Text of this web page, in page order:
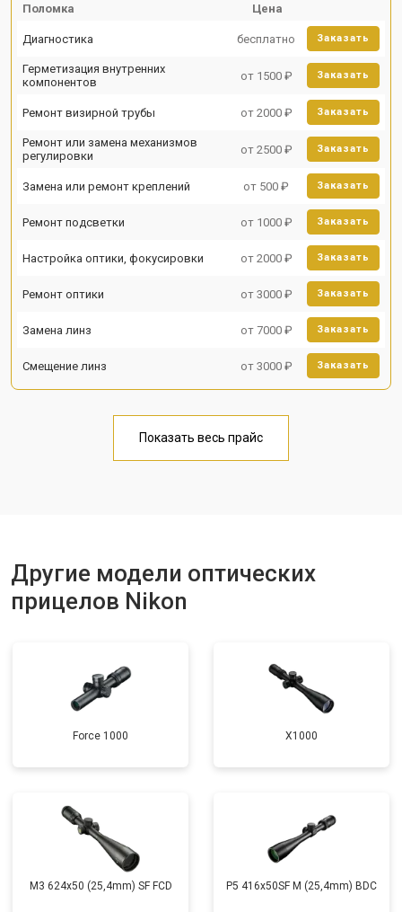
Поломка Цена
Диагностика бесплатно Заказать
Герметизация внутренних
компонентов
от 1500 ₽ Заказать
Ремонт визирной трубы от 2000 ₽ Заказать
Ремонт или замена механизмов
регулировки
от 2500 ₽ Заказать
Замена или ремонт креплений от 500 ₽ Заказать
Ремонт подсветки от 1000 ₽ Заказать
Настройка оптики, фокусировки от 2000 ₽ Заказать
Ремонт оптики от 3000 ₽ Заказать
Замена линз от 7000 ₽ Заказать
Смещение линз от 3000 ₽ Заказать
Показать весь прайс
Другие модели оптических
прицелов Nikon
Force 1000 X1000
M3 624x50 (25,4mm) SF FCD P5 416x50SF M (25,4mm) BDC